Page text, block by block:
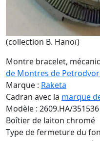
(collection B. Hanoï)
Montre bracelet,
de Montres de
Marque : Raketa
Cadran avec la marque
Modèle : 2609.HA/351536
Boîtier de laiton chromé
Type de fermeture du